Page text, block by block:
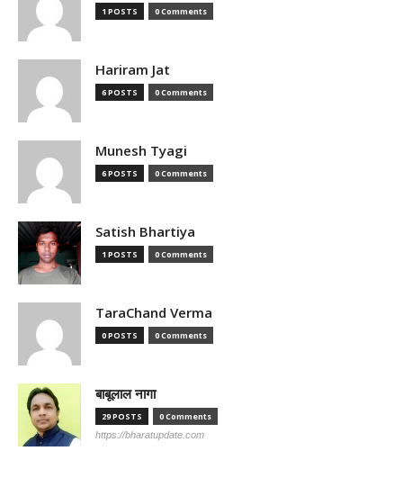
1 POSTS 0 Comments
Hariram Jat
6 POSTS 0 Comments
Munesh Tyagi
6 POSTS 0 Comments
Satish Bhartiya
1 POSTS 0 Comments
TaraChand Verma
0 POSTS 0 Comments
बाबूलाल नागा
29 POSTS 0 Comments
https://bharatupdate.com